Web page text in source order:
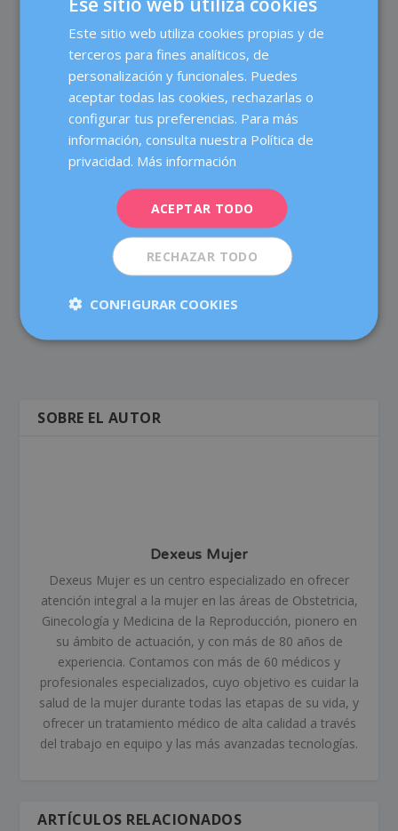
Elisabeth el 29 marzo, 2022 a las 1:26 pm
Boníssima pinta que té la recepta! Però una pregunta,
no es millor que la llet sigui normal enlloc de
desnatada? No es el greix (bo) un aliment essencial
per nosaltres?
Dexeus Mujer el 30 marzo, 2022 a las 9:43 am
Hola Elisabeth,
Recomanem que la llet sigui semidesnatada per reduir
la proporció de greixos saturats, però no desnatada
del tot per no perdre les vitamines.
Salutacions!
SOBRE EL AUTOR
Dexeus Mujer
Dexeus Mujer es un centro especializado en ofrecer
atención integral a la mujer en las áreas de Obstetricia,
Ginecología y Medicina de la Reproducción, pionero en
su ámbito de actuación, y con más de 80 años de
experiencia. Contamos con más de 60 médicos y
profesionales especializados, cuyo objetivo es cuidar la
salud de la mujer durante todas las etapas de su vida, y
ofrecer un tratamiento médico de alta calidad a través
del trabajo en equipo y las más avanzadas tecnologías.
ARTÍCULOS RELACIONADOS
SPANISH
Este sitio web utiliza cookies propias y de
terceros para fines analíticos, de
personalización y funcionales. Puedes
aceptar todas las cookies, rechazarlas o
configurar tus preferencias. Para más
información, consulta nuestra Política de
privacidad. Más información
ACEPTAR TODO
RECHAZAR TODO
CONFIGURAR COOKIES